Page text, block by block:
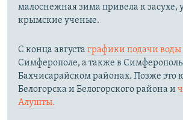
малоснежная зима привела к засухе,
крымские ученые.
С конца августа графики подачи воды
Симферополе, а также в
Бахчисарайском районах. Позже это
Белогорска и Белогорского района и
Алушты.